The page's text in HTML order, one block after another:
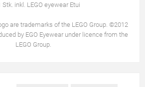
Stk. inkl. LEGO eyewear Etui
are trademarks of the LEGO Group. ©2012
by EGO Eyewear under licence from the
LEGO Group.